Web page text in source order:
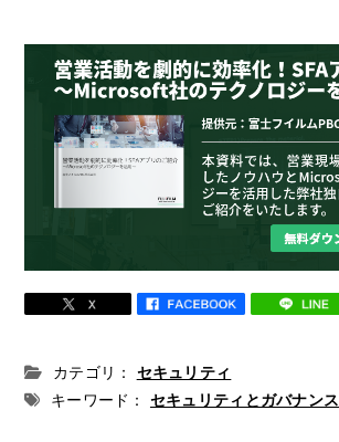
カテゴリ：
セキュリティ
キーワード：
セキュリティとガバナンス